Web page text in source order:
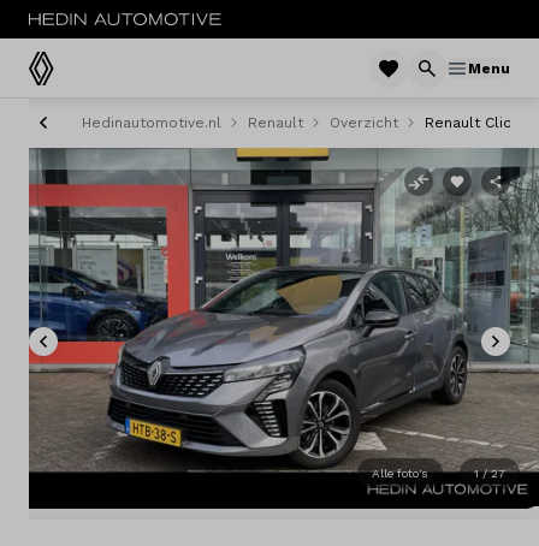
Menu
Menu
Modellen
Voorraad nieuw
Occasions
Acties
Bedrijfswagens
Private lease
Hedinautomotive.nl Renault Overzicht Renault Clio
Alle foto's 1 / 27